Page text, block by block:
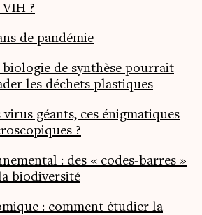
?
de pandémie
de synthèse pourrait
les déchets plastiques
géants, ces énigmatiques
?
: des « codes-barres »
biodiversité
: comment étudier la